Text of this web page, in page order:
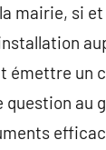
mairie, si
un
au